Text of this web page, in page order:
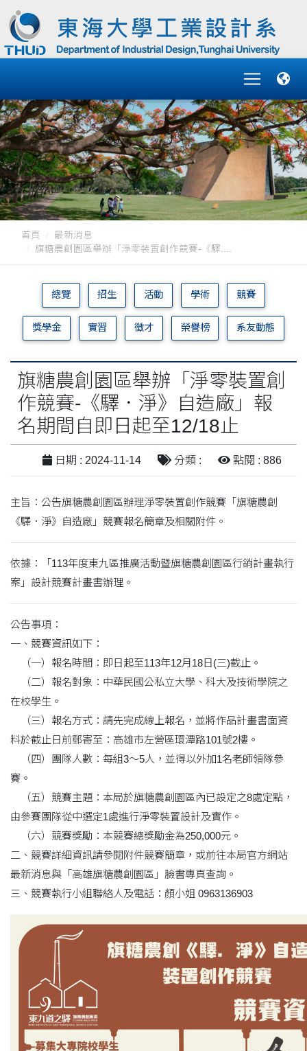
首頁
最新消息
旗糖農創園區舉辦「淨零裝置創作競賽-《驛....
總覽 招生 活動 學術 競賽
獎學金 實習 徵才 榮譽榜 系友動態
旗糖農創園區舉辦「淨零裝置創
作競賽-《驛．淨》自造廠」報
名期間自即日起至12/18止
日期 : 2024-11-14 分類 : 點閱 : 886
主旨：公告旗糖農創園區辦理淨零裝置創作競賽「旗糖農創
《驛．淨》自造廠」競賽報名簡章及相關附件。
依據：「113年度東九區推廣活動暨旗糖農創園區行銷計畫執行
案」設計競賽計畫書辦理。
公告事項：
一、競賽資訊如下：
（一）報名時間：即日起至113年12月18日(三)截止。
（二）報名對象：中華民國公私立大學、科大及技術學院之
在校學生。
（三）報名方式：請先完成線上報名，並將作品計畫書面資
料於截止日前郵寄至：高雄市左營區環潭路101號2樓。
（四）團隊人數：每組3～5人，並得以外加1名老師領隊參
賽。
（五）競賽主題：本局於旗糖農創園區內已設定之8處定點，
由參賽團隊從中選定1處進行淨零裝置設計及實作。
（六）競賽獎勵：本競賽總獎勵金為250,000元。
二、競賽詳細資訊請參閱附件競賽簡章，或前往本局官方網站
最新消息與「高雄旗糖農創園區」臉書專頁查詢。
三、競賽執行小組聯絡人及電話：顏小姐 0963136903